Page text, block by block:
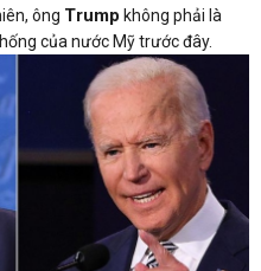
ông Trump không phải là
của nước Mỹ trước đây.